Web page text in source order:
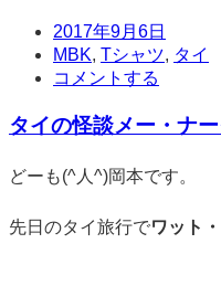
日
時
2017年9月6日
タ
グ
MBK, Tシャツ, タイ
コ
ン
コメントする
タイの怪談メー・ナ
標
どーも(^人^)岡本です。
先日のタイ旅行でワット